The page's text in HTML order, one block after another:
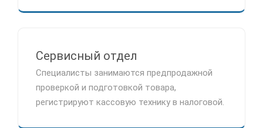
Сервисный отдел
Специалисты занимаются предпродажной
проверкой и подготовкой товара,
регистрируют кассовую технику в налоговой.